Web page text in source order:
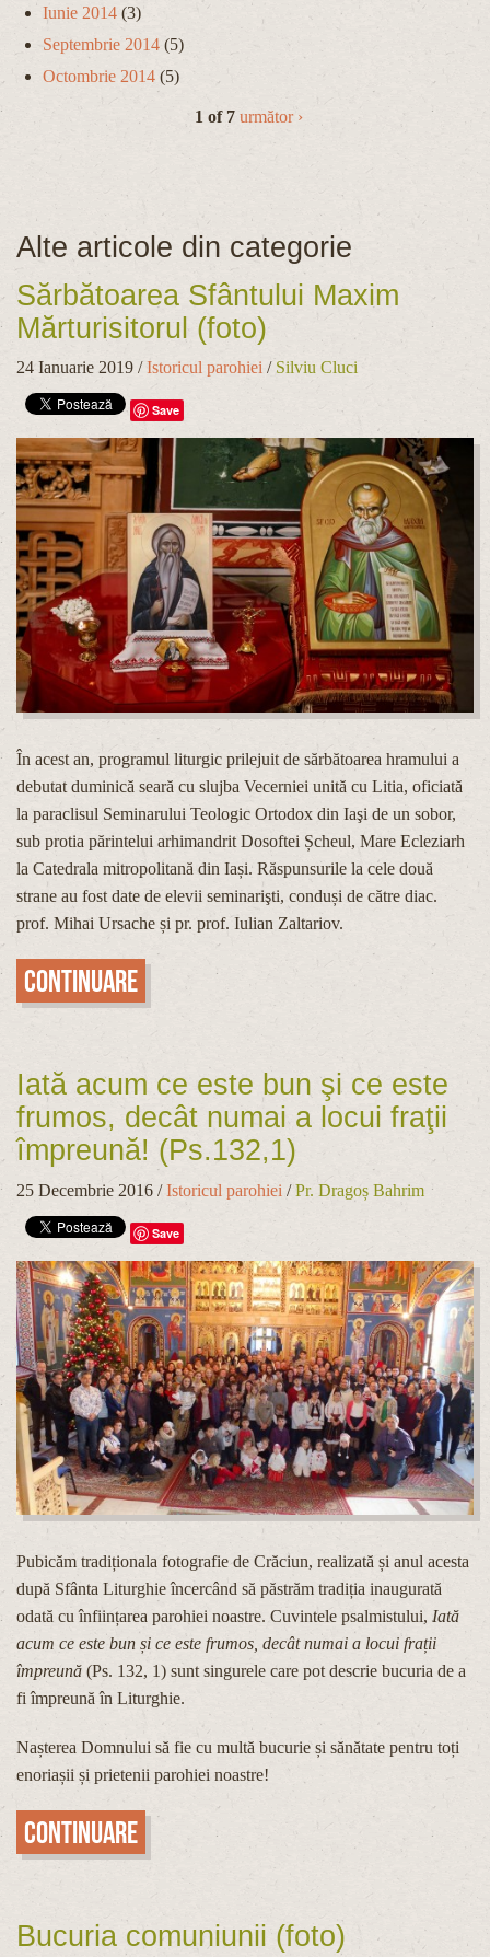
Iunie 2014 (3)
Septembrie 2014 (5)
Octombrie 2014 (5)
1 of 7 următor ›
Alte articole din categorie
Sărbătoarea Sfântului Maxim
Mărturisitorul (foto)
24 Ianuarie 2019 /Istoricul parohiei / Silviu Cluci
Save
În acest an, programul liturgic prilejuit de sărbătoarea hramului a
debutat duminică seară cu slujba Vecerniei unită cu Litia, oficiată
la paraclisul Seminarului Teologic Ortodox din Iaşi de un sobor,
sub protia părintelui arhimandrit Dosoftei Șcheul, Mare Ecleziarh
la Catedrala mitropolitană din Iași. Răspunsurile la cele două
strane au fost date de elevii seminarişti, conduși de către diac.
prof. Mihai Ursache și pr. prof. Iulian Zaltariov.
Continuare
Iată acum ce este bun şi ce este
frumos, decât numai a locui fraţii
împreună! (Ps.132,1)
25 Decembrie 2016 /Istoricul parohiei /Pr. Dragoș Bahrim
Save
Pubicăm tradiționala fotografie de Crăciun, realizată și anul acesta
după Sfânta Liturghie încercând să păstrăm tradiția inaugurată
odată cu înființarea parohiei noastre. Cuvintele psalmistului, Iată
acum ce este bun și ce este frumos, decât numai a locui frații
împreună (Ps. 132, 1) sunt singurele care pot descrie bucuria de a
fi împreună în Liturghie.
Nașterea Domnului să fie cu multă bucurie și sănătate pentru toți
enoriașii și prietenii parohiei noastre!
Continuare
Bucuria comuniunii (foto)